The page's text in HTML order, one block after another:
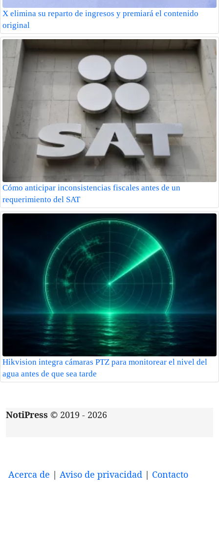
X elimina su reparto de ingresos y premiará el contenido
original
Cómo anticipar inconsistencias fiscales antes de un
requerimiento del SAT
Hikvision integra cámaras PTZ para monitorear el nivel del
agua antes de que sea tarde
NotiPress © 2019 - 2026
Acerca de | Aviso de privacidad | Contacto